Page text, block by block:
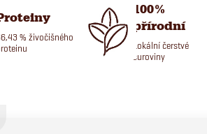
Proteiny
86,43 % živočišného
proteinu
100%
přírodní
Lokální čerstvé
suroviny